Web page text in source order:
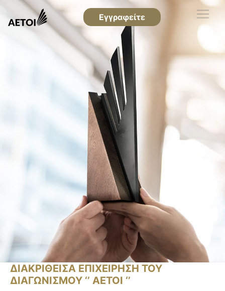
Εγγραφείτε
ΔΙΑΚΡΙΘΕΙΣΑ ΕΠΙΧΕΙΡΗΣΗ ΤΟΥ
ΔΙΑΓΩΝΙΣΜΟΥ ‘’ ΑΕΤΟΙ ‘’